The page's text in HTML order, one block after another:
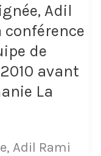
Adil
de
avant
La
Adil Rami